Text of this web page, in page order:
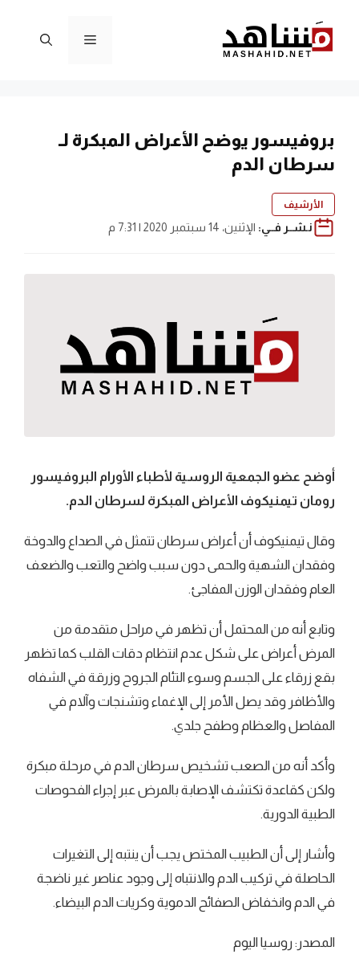
المحتوى
القائمة
بروفيسور يوضح الأعراض المبكرة لـ
سرطان الدم
الأرشيف
نـشــر فــي: الإثنين، 14 سبتمبر 2020 | 7:31 م
أوضح عضو الجمعية الروسية لأطباء الأورام البروفيسور
رومان تيمنيكوف الأعراض المبكرة لسرطان الدم.
وقال تيمنيكوف أن أعراض سرطان تتمثل في الصداع والدوخة
وفقدان الشهية والحمى دون سبب واضح والتعب والضعف
العام وفقدان الوزن المفاجئ.
وتابع أنه من المحتمل أن تظهر في مراحل متقدمة من
المرض أعراض على شكل عدم انتظام دقات القلب كما تظهر
بقع زرقاء على الجسم وسوء التئام الجروح وزرقة في الشفاه
والأظافر وقد يصل الأمر إلى الإغماء وتشنجات وآلام في
المفاصل والعظام وطفح جلدي.
وأكد أنه من الصعب تشخيص سرطان الدم في مرحلة مبكرة
ولكن كقاعدة تكتشف الإصابة بالمرض عبر إجراء الفحوصات
الطبية الدورية.
وأشار إلى أن الطبيب المختص يجب أن ينتبه إلى التغيرات
الحاصلة في تركيب الدم والانتباه إلى وجود عناصر غير ناضجة
في الدم وانخفاض الصفائح الدموية وكريات الدم البيضاء.
المصدر: روسيا اليوم